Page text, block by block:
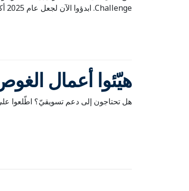
Challenge. ابدؤوا الآن لجعل عام 2025 أكثر الأعوام نجاحاً حتّى الآن!
هيّئوا أعمال
هل تحتاجون إلى دعم تسويقيّ؟ اطّلعوا